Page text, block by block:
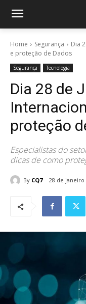
Home Segurança
Dia
e proteção de Dados
Segurança Tecnologia
Dia 28 de
proteção
Especialistas do
dicas de como
By CQ7 28 de janeiro